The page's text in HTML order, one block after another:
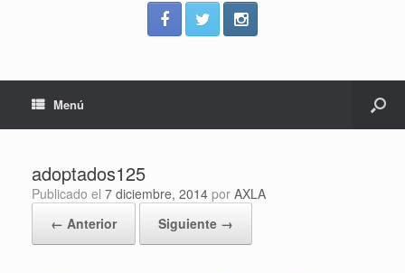
Menú
adoptados125
Publicado el 7 diciembre, 2014 por AXLA
← Anterior
Siguiente →